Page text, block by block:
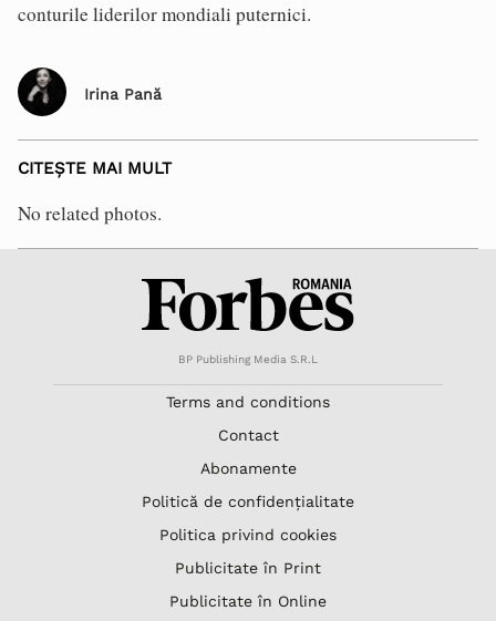
conturile liderilor mondiali puternici.
Irina Pană
CITEȘTE MAI MULT
No related photos.
BP Publishing Media S.R.L
Terms and conditions
Contact
Abonamente
Politică de confidențialitate
Politica privind cookies
Publicitate în Print
Publicitate în Online